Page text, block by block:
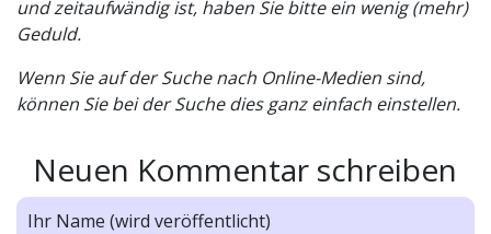
und zeitaufwändig ist, haben Sie bitte ein wenig (mehr)
Geduld.
Wenn Sie auf der Suche nach Online-Medien sind,
können Sie bei der Suche dies ganz einfach einstellen.
Neuen Kommentar schreiben
Ihr Name (wird veröffentlicht)